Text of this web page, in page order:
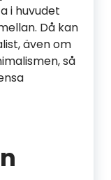
i huvudet
Då kan
även om
så